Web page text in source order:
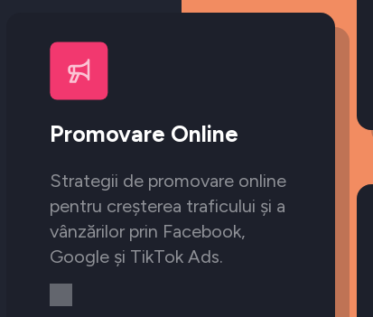
Promovare Online
Strategii de promovare online
pentru creșterea traficului și a
vânzărilor prin Facebook,
Google și TikTok Ads.